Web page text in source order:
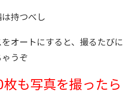
持つべし
オートにすると、撮るたびに
うぞ
も写真を撮ったら